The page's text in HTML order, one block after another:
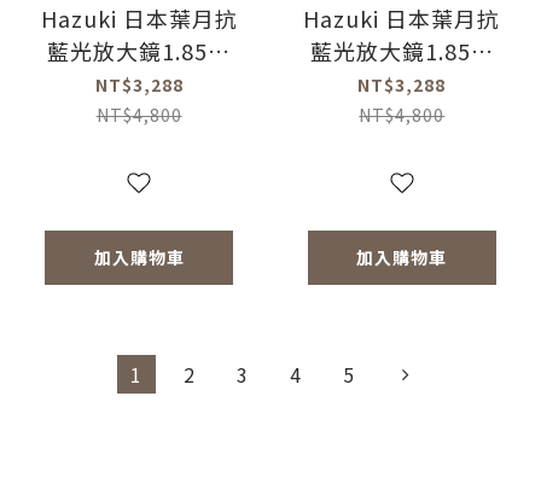
Hazuki 日本葉月抗
藍光放大鏡1.85倍
大鏡片(黑)
NT$3,288
NT$4,800
加入購物車
Hazuki 日本葉月抗
藍光放大鏡1.85倍
大鏡片-茶色鏡片
(黑-濾藍光率55%)
NT$3,288
NT$4,800
加入購物車
1 2 3 4 5